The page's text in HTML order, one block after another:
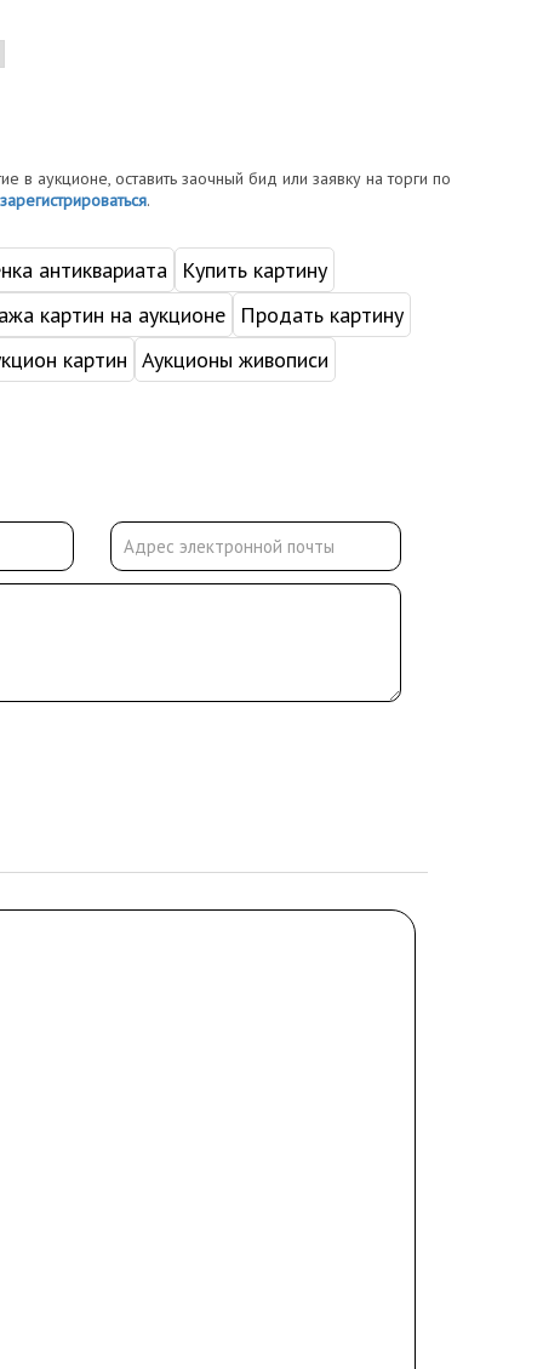
в аукционе, оставить заочный бид или заявку на торги по
зарегистрироваться.
антиквариата
Купить картину
картин на аукционе
Продать картину
картин Аукционы живописи